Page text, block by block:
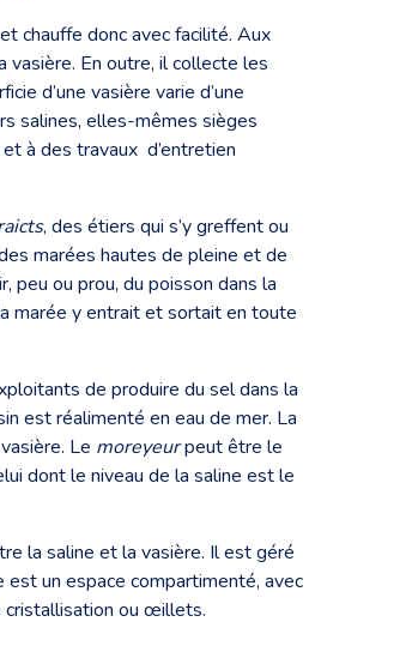
chauffe donc avec facilité. Aux
vasière. En outre, il collecte les
d’une vasière varie d’une
salines, elles-mêmes sièges
à des travaux d’entretien
, des étiers qui s’y greffent ou
marées hautes de pleine et de
peu ou prou, du poisson dans la
marée y entrait et sortait en toute
de produire du sel dans la
est réalimenté en eau de mer. La
Le moreyeurpeut être le
dont le niveau de la saline est le
la saline et la vasière. Il est géré
est un espace compartimenté, avec
ou œillets.